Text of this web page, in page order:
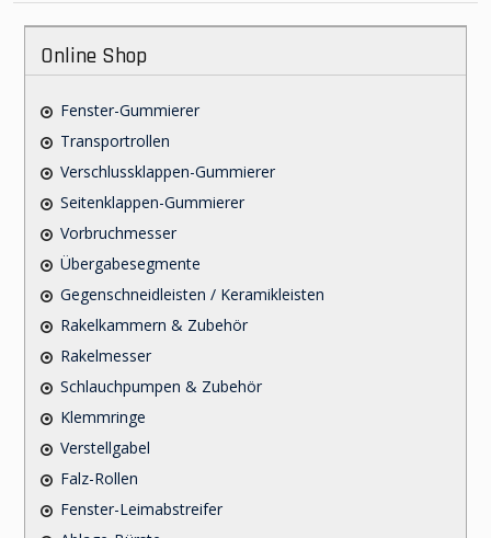
Online Shop
Fenster-Gummierer
Transportrollen
Verschlussklappen-Gummierer
Seitenklappen-Gummierer
Vorbruchmesser
Übergabesegmente
Gegenschneidleisten / Keramikleisten
Rakelkammern & Zubehör
Rakelmesser
Schlauchpumpen & Zubehör
Klemmringe
Verstellgabel
Falz-Rollen
Fenster-Leimabstreifer